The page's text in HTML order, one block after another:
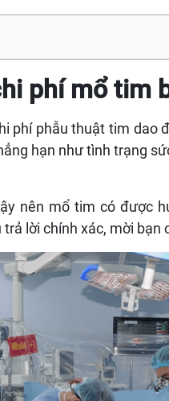
phí mổ tim
phí phẫu thuật tim dao
hạn như tình trạng
nên mổ tim có được
lời chính xác, mời bạn